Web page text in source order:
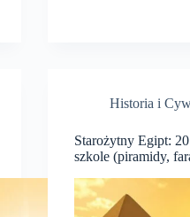
Historia i
Starożytny Egipt:
szkole (piramidy,